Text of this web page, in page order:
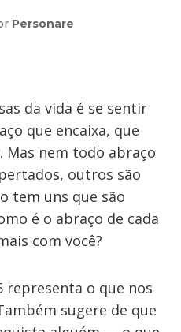
Personare
da vida é se sentir
que encaixa, que
Mas nem todo abraço
outros são
tem uns que são
é o abraço de cada
com você?
representa o que nos
sugere de que